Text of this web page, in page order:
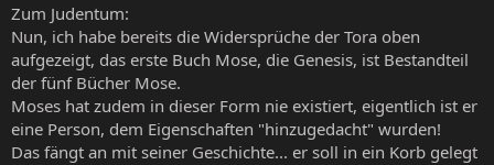
Zum Judentum:
Nun, ich habe bereits die Widersprüche der Tora oben
aufgezeigt, das erste Buch Mose, die Genesis, ist Bestandteil
der fünf Bücher Mose.
Moses hat zudem in dieser Form nie existiert, eigentlich ist er
eine Person, dem Eigenschaften "hinzugedacht" wurden!
Das fängt an mit seiner Geschichte... er soll in ein Korb gelegt